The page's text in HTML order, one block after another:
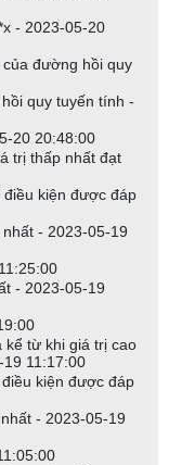
- 2023-05-20
đường hồi quy
quy tuyến tính -
20 20:48:00
trị thấp nhất đạt
điều kiện được đáp
- 2023-05-19
- 2023-05-19
kể từ khi giá trị cao
11:17:00
kiện được đáp
- 2023-05-19